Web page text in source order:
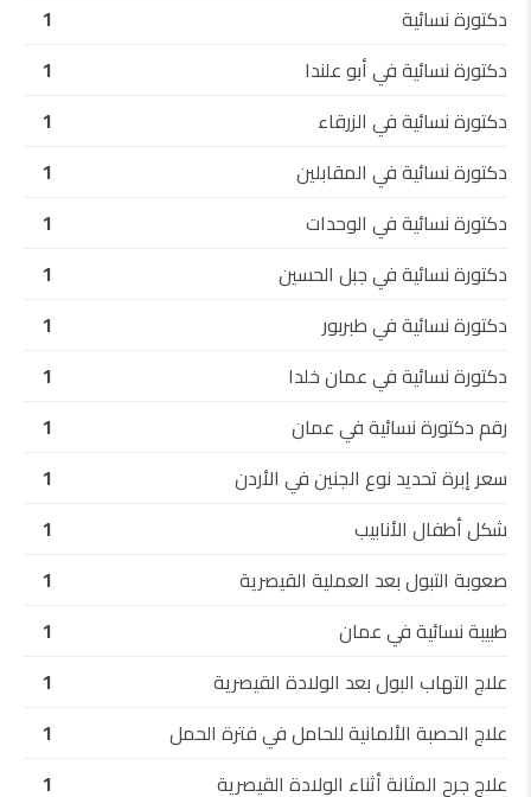
دكتورة نسائية
1
دكتورة نسائية في أبو علندا
1
دكتورة نسائية في الزرقاء
1
دكتورة نسائية في المقابلين
1
دكتورة نسائية في الوحدات
1
دكتورة نسائية في جبل الحسين
1
دكتورة نسائية في طبربور
1
دكتورة نسائية في عمان خلدا
1
رقم دكتورة نسائية في عمان
1
سعر إبرة تحديد نوع الجنين في الأردن
1
شكل أطفال الأنابيب
1
صعوبة التبول بعد العملية القيصرية
1
طبيبة نسائية في عمان
1
علاج التهاب البول بعد الولادة القيصرية
1
علاج الحصبة الألمانية للحامل في فترة الحمل
1
علاج جرح المثانة أثناء الولادة القيصرية
1